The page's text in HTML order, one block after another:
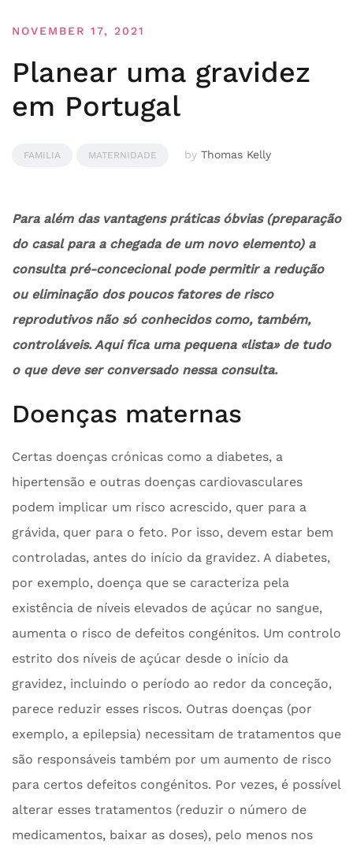
NOVEMBER 17, 2021
Planear uma gravidez
em Portugal
FAMILIA MATERNIDADE by Thomas Kelly
Para além das vantagens práticas óbvias (preparação
do casal para a chegada de um novo elemento) a
consulta pré-concecional pode permitir a redução
ou eliminação dos poucos fatores de risco
reprodutivos não só conhecidos como, também,
controláveis. Aqui fica uma pequena «lista» de tudo
o que deve ser conversado nessa consulta.
Doenças maternas
Certas doenças crónicas como a diabetes, a
hipertensão e outras doenças cardiovasculares
podem implicar um risco acrescido, quer para a
grávida, quer para o feto. Por isso, devem estar bem
controladas, antes do início da gravidez. A diabetes,
por exemplo, doença que se caracteriza pela
existência de níveis elevados de açúcar no sangue,
aumenta o risco de defeitos congénitos. Um controlo
estrito dos níveis de açúcar desde o início da
gravidez, incluindo o período ao redor da conceção,
parece reduzir esses riscos. Outras doenças (por
exemplo, a epilepsia) necessitam de tratamentos que
são responsáveis também por um aumento de risco
para certos defeitos congénitos. Por vezes, é possível
alterar esses tratamentos (reduzir o número de
medicamentos, baixar as doses), pelo menos nos